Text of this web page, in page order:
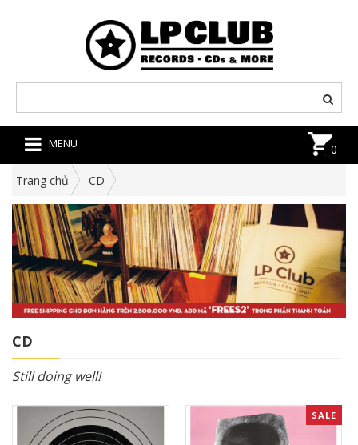
MENU 0
Trang chủ CD
CD
Still doing well!
SALE